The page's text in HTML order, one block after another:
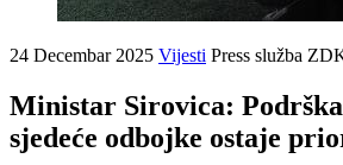
24 Decembar 2025 Vijesti Press služba
Ministar Sirovica:
sjedeće odbojke ostaje